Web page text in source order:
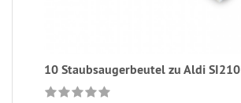
10 Staubsaugerbeutel zu Aldi SI210